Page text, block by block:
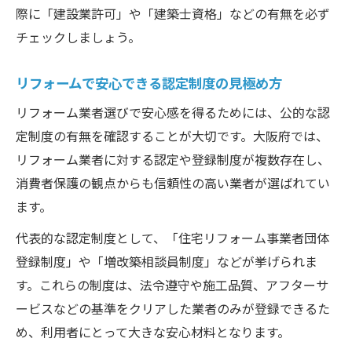
際に「建設業許可」や「建築士資格」などの有無を必ず
チェックしましょう。
リフォームで安心できる認定制度の見極め方
リフォーム業者選びで安心感を得るためには、公的な認
定制度の有無を確認することが大切です。大阪府では、
リフォーム業者に対する認定や登録制度が複数存在し、
消費者保護の観点からも信頼性の高い業者が選ばれてい
ます。
代表的な認定制度として、「住宅リフォーム事業者団体
登録制度」や「増改築相談員制度」などが挙げられま
す。これらの制度は、法令遵守や施工品質、アフターサ
ービスなどの基準をクリアした業者のみが登録できるた
め、利用者にとって大きな安心材料となります。